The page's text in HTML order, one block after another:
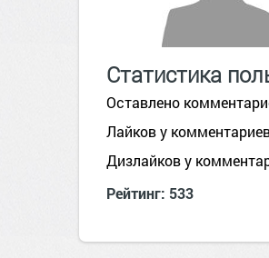
Статистика
Оставлено
Лайков у
Дизлайков у
Рейтинг: 533